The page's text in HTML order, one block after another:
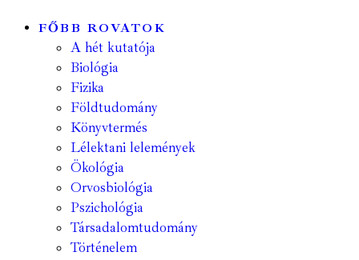
FŐBB ROVATOK
A hét kutatója
Biológia
Fizika
Földtudomány
Könyvtermés
Lélektani lelemények
Ökológia
Orvosbiológia
Pszichológia
Társadalomtudomány
Történelem